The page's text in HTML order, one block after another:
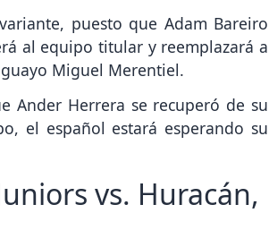
puesto que Adam Bareiro
al equipo titular y reemplazará a
Miguel Merentiel.
Ander Herrera se recuperó de su
el español estará esperando su
vs. Huracán,